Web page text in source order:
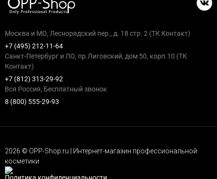
Москва и МО, Леснорядский пер., д. 18 стр. 2 (ТК Контакт)
+7 (495) 212-11-64
Санкт-Петербург и ЛО, пр.Лиговский, дом 50, корп.10 (ТК
Контакт)
+7 (812) 313-29-92
Вся Россия, Бесплатный звонок
8 (800) 555-29-93
2026 © OPP-Shop.ru | Интернет-магазин профессиональной
косметики